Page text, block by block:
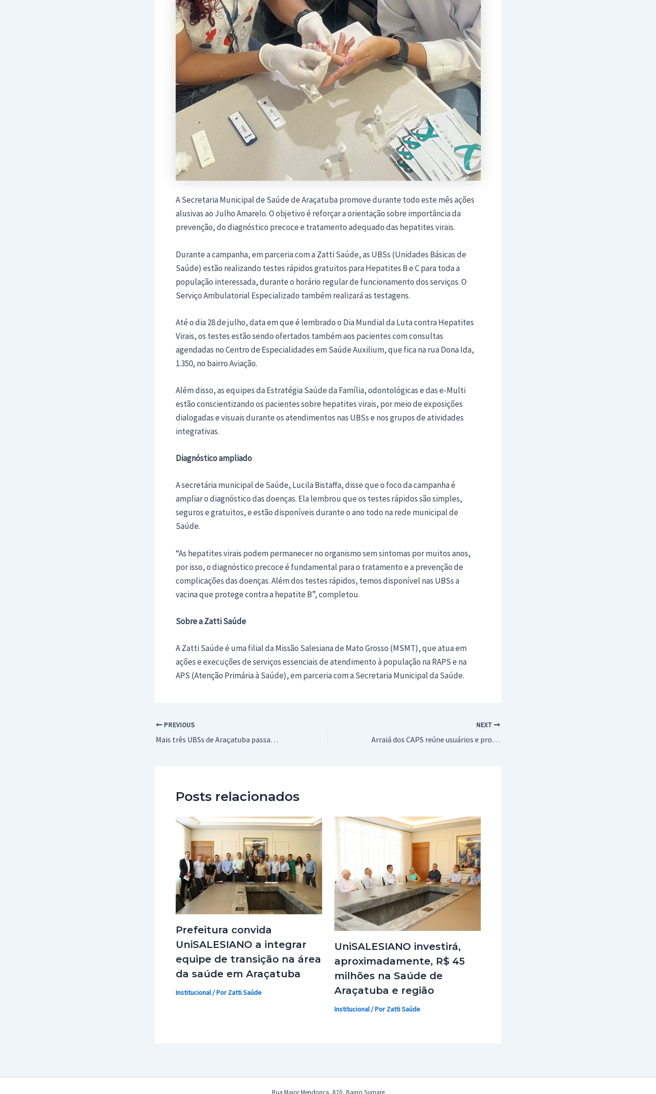
A Secretaria Municipal de Saúde de Araçatuba promove durante todo este mês ações
alusivas ao Julho Amarelo. O objetivo é reforçar a orientação sobre importância da
prevenção, do diagnóstico precoce e tratamento adequado das hepatites virais.
Durante a campanha, em parceria com a Zatti Saúde, as UBSs (Unidades Básicas de
Saúde) estão realizando testes rápidos gratuitos para Hepatites B e C para toda a
população interessada, durante o horário regular de funcionamento dos serviços. O
Serviço Ambulatorial Especializado também realizará as testagens.
Até o dia 28 de julho, data em que é lembrado o Dia Mundial da Luta contra Hepatites
Virais, os testes estão sendo ofertados também aos pacientes com consultas
agendadas no Centro de Especialidades em Saúde Auxilium, que fica na rua Dona Ida,
1.350, no bairro Aviação.
Além disso, as equipes da Estratégia Saúde da Família, odontológicas e das e-Multi
estão conscientizando os pacientes sobre hepatites virais, por meio de exposições
dialogadas e visuais durante os atendimentos nas UBSs e nos grupos de atividades
integrativas.
Diagnóstico ampliado
A secretária municipal de Saúde, Lucila Bistaffa, disse que o foco da campanha é
ampliar o diagnóstico das doenças. Ela lembrou que os testes rápidos são simples,
seguros e gratuitos, e estão disponíveis durante o ano todo na rede municipal de
Saúde.
“As hepatites virais podem permanecer no organismo sem sintomas por muitos anos,
por isso, o diagnóstico precoce é fundamental para o tratamento e a prevenção de
complicações das doenças. Além dos testes rápidos, temos disponível nas UBSs a
vacina que protege contra a hepatite B”, completou.
Sobre a Zatti Saúde
A Zatti Saúde é uma filial da Missão Salesiana de Mato Grosso (MSMT), que atua em
ações e execuções de serviços essenciais de atendimento à população na RAPS e na
APS (Atenção Primária à Saúde), em parceria com a Secretaria Municipal da Saúde.
Post
navigation
PREVIOUS
Mais três UBSs de Araçatuba passam a funcionar até as 22h a partir desta quarta-feira
NEXT
Arraiá dos CAPS reúne usuários e promove integração em Araçatuba
Posts relacionados
Prefeitura convida
UniSALESIANO a integrar
equipe de transição na área
da saúde em Araçatuba
Institucional/ PorZatti Saúde
UniSALESIANO investirá,
aproximadamente, R$ 45
milhões na Saúde de
Araçatuba e região
Institucional/ PorZatti Saúde
Rua Major Mendonça, 870, Bairro Sumare